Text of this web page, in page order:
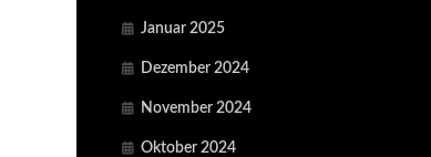
Januar 2025
Dezember 2024
November 2024
Oktober 2024